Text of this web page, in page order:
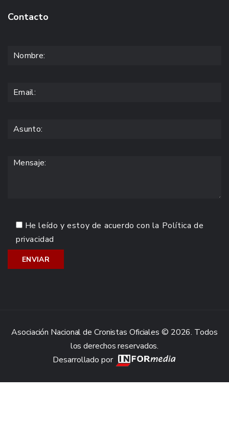
Contacto
He leído y estoy de acuerdo con la Política de
privacidad
Asociación Nacional de Cronistas Oficiales © 2026. Todos
los derechos reservados.
Desarrollado por